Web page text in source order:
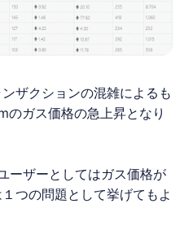
ザクションの混雑によるも
のガス価格の急上昇となり
ーザーとしてはガス価格が
つの問題として挙げてもよ